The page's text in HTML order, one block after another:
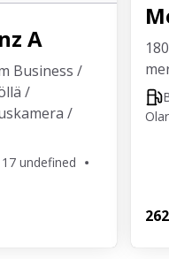
A
Business /
/
/
undefined
262